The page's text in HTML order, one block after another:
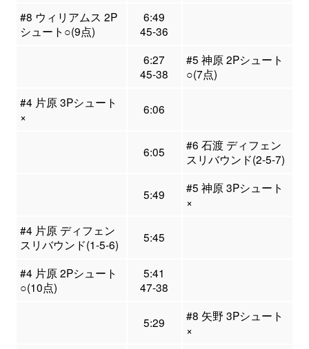
#8 ウィリアムス 2P
シュート○(9点)
6:49
45-36
6:27
45-38
#5 神原 2Pシュート
○(7点)
#4 片原 3Pシュート
×
6:06
6:05
#6 石渡 ディフェン
スリバウンド(2-5-7)
5:49
#5 神原 3Pシュート
×
#4 片原 ディフェン
スリバウンド(1-5-6)
5:45
#4 片原 2Pシュート
○(10点)
5:41
47-38
5:29
#8 矢野 3Pシュート
×